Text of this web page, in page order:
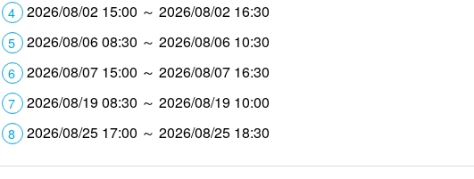
2026/08/02 15:00 ～ 2026/08/02 16:30
2026/08/06 08:30 ～ 2026/08/06 10:30
2026/08/07 15:00 ～ 2026/08/07 16:30
2026/08/19 08:30 ～ 2026/08/19 10:00
2026/08/25 17:00 ～ 2026/08/25 18:30